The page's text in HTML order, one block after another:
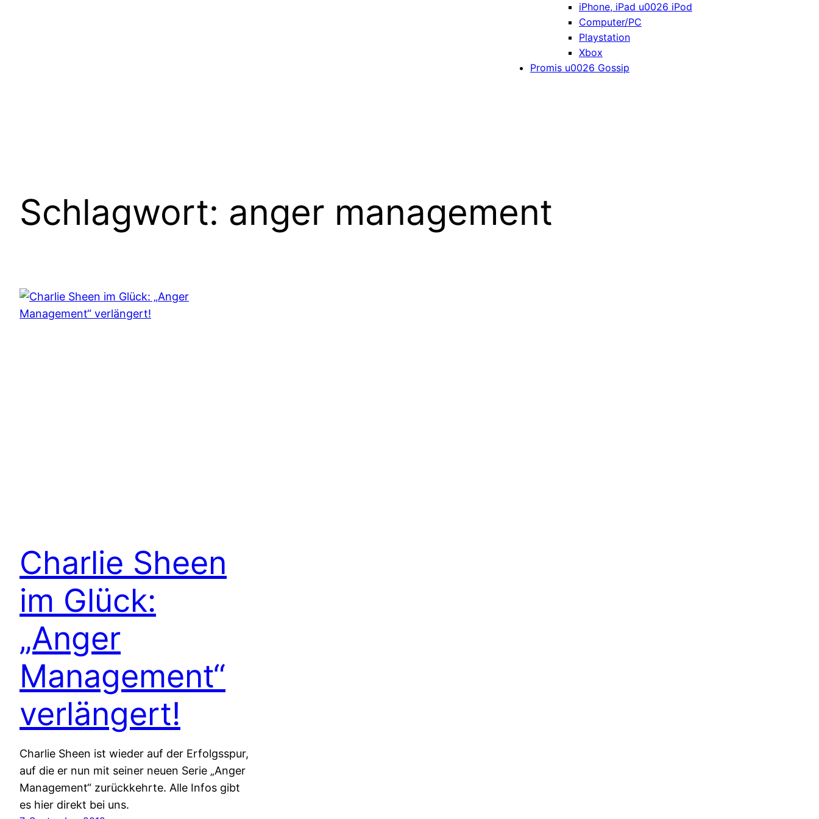
iPhone, iPad u0026 iPod
Computer/PC
Playstation
Xbox
Promis u0026 Gossip
Schlagwort: anger management
Charlie Sheen
im Glück:
„Anger
Management“
verlängert!
Charlie Sheen ist wieder auf der Erfolgsspur,
auf die er nun mit seiner neuen Serie „Anger
Management“ zurückkehrte. Alle Infos gibt
es hier direkt bei uns.